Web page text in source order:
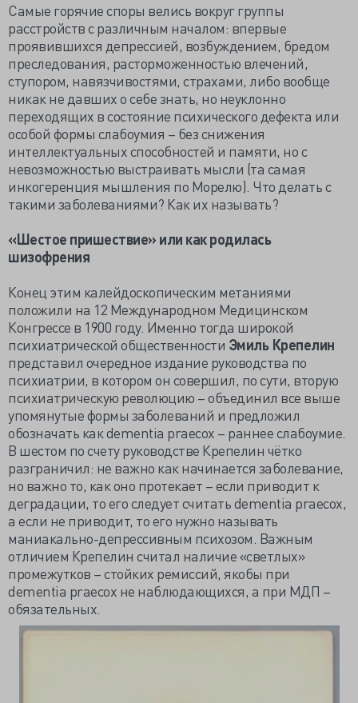
Самые горячие споры велись вокруг группы
расстройств с различным началом: впервые
проявившихся депрессией, возбуждением, бредом
преследования, расторможенностью влечений,
ступором, навязчивостями, страхами, либо вообще
никак не давших о себе знать, но неуклонно
переходящих в состояние психического дефекта или
особой формы слабоумия – без снижения
интеллектуальных способностей и памяти, но с
невозможностью выстраивать мысли (та самая
инкогеренция мышления по Морелю). Что делать с
такими заболеваниями? Как их называть?
«Шестое пришествие» или как родилась
шизофрения
Конец этим калейдоскопическим метаниями
положили на 12 Международном Медицинском
Конгрессе в 1900 году. Именно тогда широкой
психиатрической общественности Эмиль Крепелин
представил очередное издание руководства по
психиатрии, в котором он совершил, по сути, вторую
психиатрическую революцию – объединил все выше
упомянутые формы заболеваний и предложил
обозначать как dementia praecox – раннее слабоумие.
В шестом по счету руководстве Крепелин чётко
разграничил: не важно как начинается заболевание,
но важно то, как оно протекает – если приводит к
деградации, то его следует считать dementia praecox,
а если не приводит, то его нужно называть
маниакально-депрессивным психозом. Важным
отличием Крепелин считал наличие «светлых»
промежутков – стойких ремиссий, якобы при
dementia praecox не наблюдающихся, а при МДП –
обязательных.